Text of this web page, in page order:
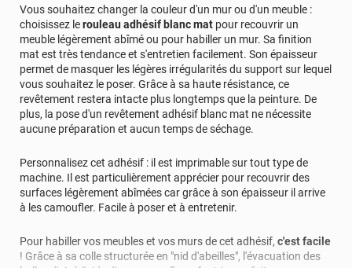
expérience avec Luminis Films. La satisfaction de nos
clients est notre priorité absolue, et nous sommes
ravis de constater que nous avons pu répondre à vos
attentes. Cordialement, L'équipe Luminis Films
*****
Il y a 1094 jours
Il est de bonne qualité.je l'utilise pour ma cuisine.
Le résultat est parfait, le mise en forme s'est parfaitement
adapté au arrondi. excellent produit
*****
Il y a 1214 jours
meubles de mon van qui étaient rouges pompier d origine.
Super résultat et couvrant à 100%
Vous souhaitez changer la couleur d'un mur ou d'un meuble :
choisissez lerouleau adhésif blanc mat pour recouvrir un
meuble légèrement abîmé ou pour habiller un mur. Sa finition
mat est très tendance et s'entretien facilement. Son épaisseur
permet de masquer les légères irrégularités du support sur lequel
vous souhaitez le poser. Grâce à sa haute résistance, ce
revêtement restera intacte plus longtemps que la peinture. De
plus, la pose d'un revêtement adhésif blanc mat ne nécessite
aucune préparation et aucun temps de séchage.
Personnalisez cet adhésif : il est imprimable sur tout type de
machine. Il est particulièrement apprécier pour recouvrir des
surfaces légèrement abîmées car grâce à son épaisseur il arrive
à les camoufler. Facile à poser et à entretenir.
Pour habiller vos meubles et vos murs de cet adhésif, c'est facile
! Grâce à sa colle structurée en "nid d'abeilles", l'évacuation des